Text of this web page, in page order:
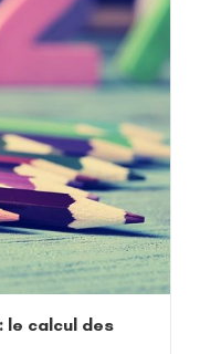
le calcul des